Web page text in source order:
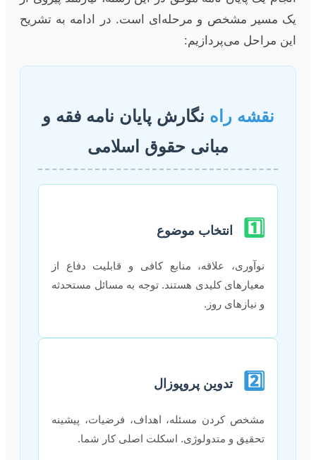
یک مسیر مشخص و مرحله‌ای است. در ادامه به تشریح
این مراحل می‌پردازیم:
نقشه راه نگارش پایان نامه فقه و
مبانی حقوق اسلامی
1️⃣ انتخاب موضوع
نوآوری، علاقه، منابع کافی و قابلیت دفاع از
معیارهای کلیدی هستند. توجه به مسائل مستحدثه
و نیازهای روز.
2️⃣ تدوین پروپوزال
مشخص کردن مسئله، اهداف، فرضیات، پیشینه
تحقیق و متدولوژی. اسکلت اصلی کار شما.